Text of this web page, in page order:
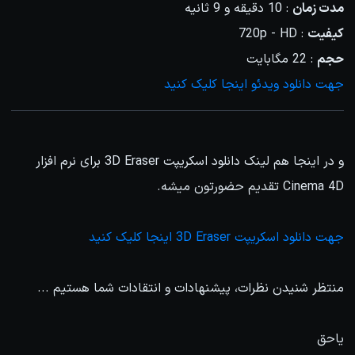
مدت زمان : 10 دقیقه و 9 ثانیه
کیفیت : 720p - HD
حجم : 22 مگابایت
جهت دانلود ویدئو اینجا کلیک کنید
و در اینجا هم لینک دانلود اسکریپت 3D Eraser برای نرم افزار
Cinema 4D تقدیم حضورتون میشه.
جهت دانلود اسکریپت 3D Eraser اینجا کلیک کنید
منتظر شنیدن نظرات، پیشنهادات و انتقادات شما هستیم ...
یاحق